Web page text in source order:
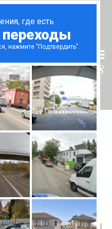
Tr
(539) 102 2000
(539) 102 2008
Stüdyo Satışı
в